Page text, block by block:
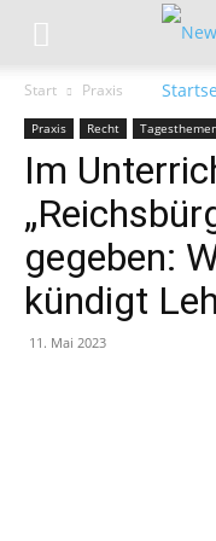
Start Praxis
Praxis Recht
Im
gegeben:
kündigt
11. Mai 2023